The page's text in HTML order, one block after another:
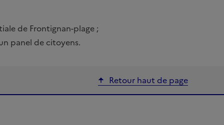
de Frontignan-plage ;
panel de citoyens.
Retour haut de page